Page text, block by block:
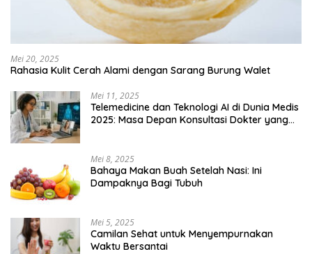
Mei 20, 2025
Rahasia Kulit Cerah Alami dengan Sarang Burung Walet
Mei 11, 2025
Telemedicine dan Teknologi AI di Dunia Medis
2025: Masa Depan Konsultasi Dokter yang
Mei 8, 2025
Bahaya Makan Buah Setelah Nasi: Ini
Dampaknya Bagi Tubuh
Mei 5, 2025
Camilan Sehat untuk Menyempurnakan
Waktu Bersantai